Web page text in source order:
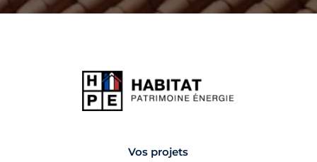
Vos projets